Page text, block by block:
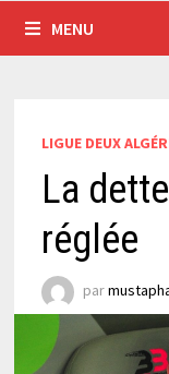
MENU
LIGUE DEUX
La
réglée
par